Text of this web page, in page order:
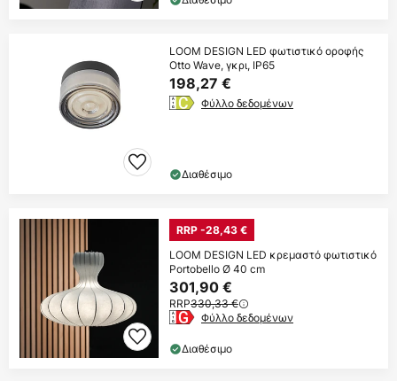
LOOM DESIGN LED φωτιστικό οροφής
Otto Wave, γκρι, IP65
198,27 €
Φύλλο δεδομένων
Διαθέσιμο
RRP -28,43 €
LOOM DESIGN LED κρεμαστό φωτιστικό
Portobello Ø 40 cm
301,90 €
RRP330,33 €
Φύλλο δεδομένων
Διαθέσιμο